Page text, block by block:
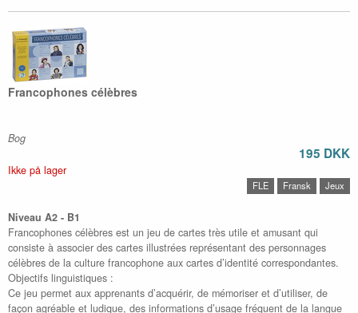
Francophones célèbres
Bog
195 DKK
Ikke på lager
FLE Fransk Jeux
Niveau A2 - B1
Francophones célèbres est un jeu de cartes très utile et amusant qui
consiste à associer des cartes illustrées représentant des personnages
célèbres de la culture francophone aux cartes d’identité correspondantes.
Objectifs linguistiques :
Ce jeu permet aux apprenants d’acquérir, de mémoriser et d’utiliser, de
façon agréable et ludique, des informations d’usage fréquent de la langue